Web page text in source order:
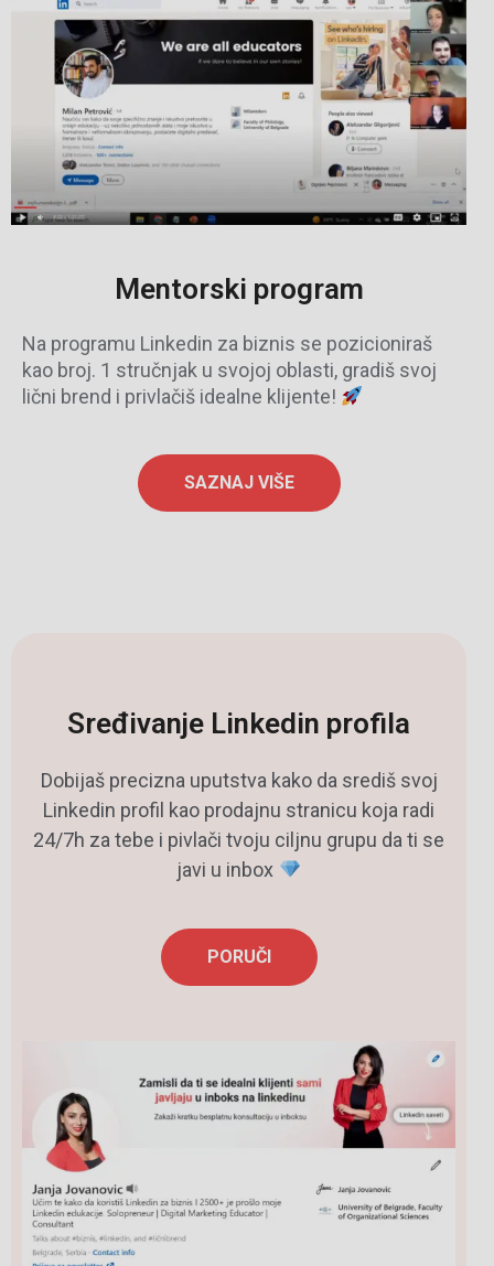
Mentorski program
Na programu Linkedin za biznis se pozicioniraš
kao broj. 1 stručnjak u svojoj oblasti, gradiš svoj
lični brend i privlačiš idealne klijente!
SAZNAJ VIŠE
Sređivanje Linkedin profila
Dobijaš precizna uputstva kako da središ svoj
Linkedin profil kao prodajnu stranicu koja radi
24/7h za tebe i pivlači tvoju ciljnu grupu da ti se
javi u inbox
PORUČI